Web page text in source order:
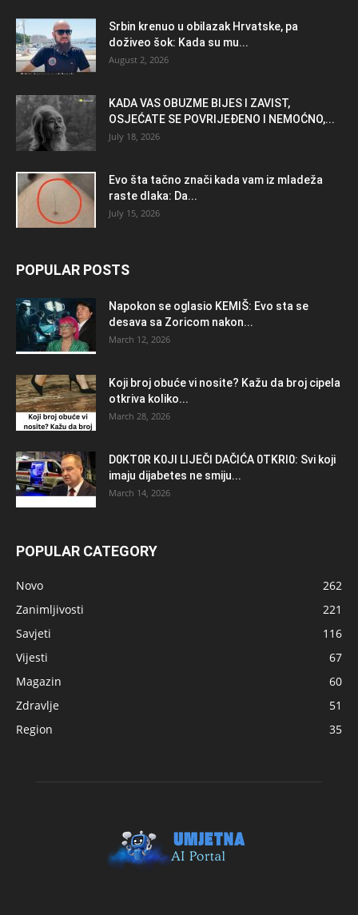
Srbin krenuo u obilazak Hrvatske, pa
doživeo šok: Kada su mu...
August 2, 2026
KADA VAS OBUZME BIJES I ZAVIST,
OSJEĆATE SE POVRIJEĐENO I NEMOĆNO,...
July 18, 2026
Evo šta tačno znači kada vam iz mladeža
raste dlaka: Da...
July 15, 2026
POPULAR POSTS
Napokon se oglasio KEMlŠ: Evo sta se
desava sa Zoricom nakon...
March 12, 2026
Koji broj obuće vi nosite? Kažu da broj cipela
otkriva koliko...
March 28, 2026
D0KT0R K0Jl LlJEČl DAČlĆA 0TKRl0: Svi koji
imaju dijabetes ne smiju...
March 14, 2026
POPULAR CATEGORY
Novo
262
Zanimljivosti
221
Savjeti
116
Vijesti
67
Magazin
60
Zdravlje
51
Region
35